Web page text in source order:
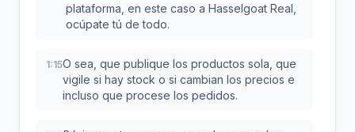
plataforma, en este caso a Hasselgoat Real,
ocúpate tú de todo.
1:15O sea, que publique los productos sola, que
vigile si hay stock o si cambian los precios e
incluso que procese los pedidos.